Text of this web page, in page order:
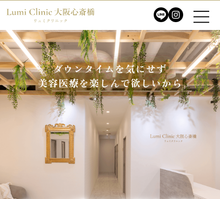
ダウンタイムを気にせず
美容医療を楽しんで欲しいから
ダウンタイムを気にせず
美容医療を楽しんで欲しいから